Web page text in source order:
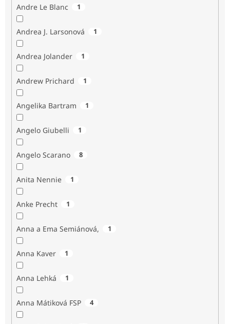
Andre Le Blanc 1
Andrea J. Larsonová 1
Andrea Jolander 1
Andrew Prichard 1
Angelika Bartram 1
Angelo Giubelli 1
Angelo Scarano 8
Anita Nennie 1
Anke Precht 1
Anna a Ema Semiánová, 1
Anna Kaver 1
Anna Lehká 1
Anna Mátiková FSP 4